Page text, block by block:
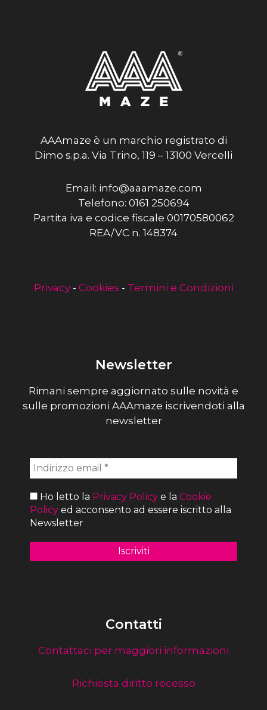
AAAmaze è un marchio registrato di
Dimo s.p.a. Via Trino, 119 – 13100 Vercelli
Email: info@aaamaze.com
Telefono: 0161 250694
Partita iva e codice fiscale 00170580062
REA/VC n. 148374
Privacy- Cookies - Termini e Condizioni
Newsletter
Rimani sempre aggiornato sulle novità e
sulle promozioni AAAmaze iscrivendoti alla
newsletter
Ho letto la Privacy Policy e la Cookie
Policy ed acconsento ad essere iscritto alla
Newsletter
Contatti
Contattaci per maggiori informazioni
Richiesta diritto recesso